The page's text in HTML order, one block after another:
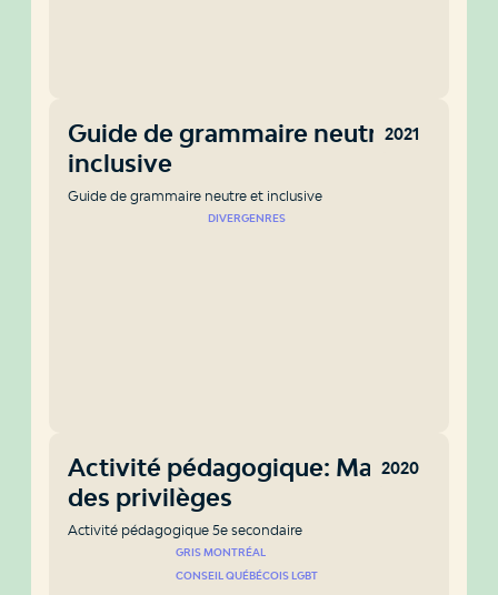
2021
Guide de grammaire neutre et
inclusive
Guide de grammaire neutre et inclusive
DIVERGENRES
2020
Activité pédagogique: Marche
des privilèges
Activité pédagogique 5e secondaire
GRIS MONTRÉAL
CONSEIL QUÉBÉCOIS LGBT